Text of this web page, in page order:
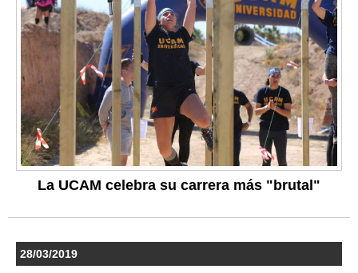
La UCAM celebra su carrera más "brutal"
28/03/2019